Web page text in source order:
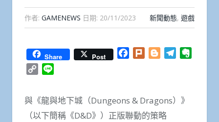
作者: GAMENEWS 日期: 20/11/2023 新聞動態, 遊戲
Share Post Facebook
Plurk BloggerTelegram
Copy
與《龍與地下城（Dungeons & Dragons）》
（以下簡稱《D&D》）正版聯動的策略